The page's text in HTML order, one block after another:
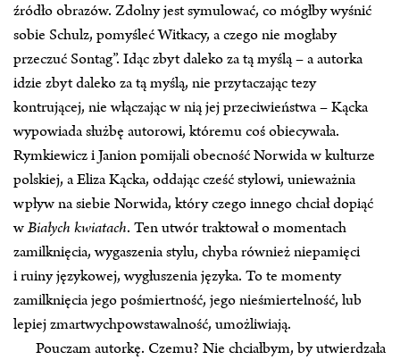
źródło obrazów. Zdolny jest symulować, co mógłby wyśnić
sobie Schulz, pomyśleć Witkacy, a czego nie mogłaby
przeczuć Sontag”. Idąc zbyt daleko za tą myślą – a autorka
idzie zbyt daleko za tą myślą, nie przytaczając tezy
kontrującej, nie włączając w nią jej przeciwieństwa – Kącka
wypowiada służbę autorowi, któremu coś obiecywała.
Rymkiewicz i Janion pomijali obecność Norwida w kulturze
polskiej, a Eliza Kącka, oddając cześć stylowi, unieważnia
wpływ na siebie Norwida, który czego innego chciał dopiąć
wBiałych kwiatach. Ten utwór traktował o momentach
zamilknięcia, wygaszenia stylu, chyba również niepamięci
i ruiny językowej, wygłuszenia języka. To te momenty
zamilknięcia jego pośmiertność, jego nieśmiertelność, lub
lepiej zmartwychpowstawalność, umożliwiają.
Pouczam autorkę. Czemu? Nie chciałbym, by utwierdzała